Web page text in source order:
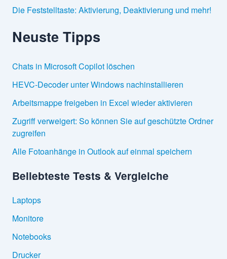
Die Feststelltaste: Aktivierung, Deaktivierung und mehr!
Neuste Tipps
Chats in Microsoft Copilot löschen
HEVC-Decoder unter Windows nachinstallieren
Arbeitsmappe freigeben in Excel wieder aktivieren
Zugriff verweigert: So können Sie auf geschützte Ordner
zugreifen
Alle Fotoanhänge in Outlook auf einmal speichern
Beliebteste Tests & Vergleiche
Laptops
Monitore
Notebooks
Drucker